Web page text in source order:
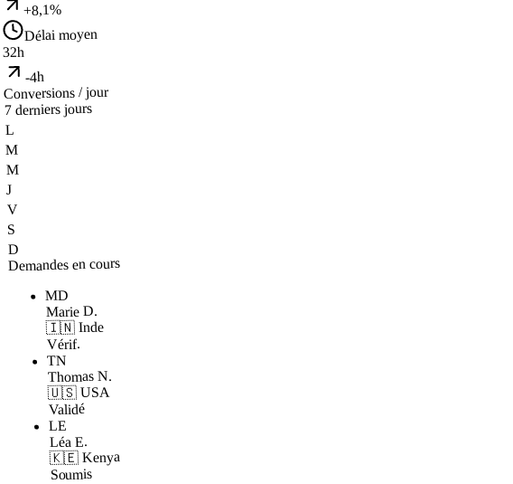
+8,1%
Délai moyen
32h
-4h
Conversions / jour
7 derniers jours
L
M
M
J
V
S
D
Demandes en cours
MD
Marie D.
🇮🇳 Inde
Vérif.
TN
Thomas N.
🇺🇸 USA
Validé
LE
Léa E.
🇰🇪 Kenya
Soumis